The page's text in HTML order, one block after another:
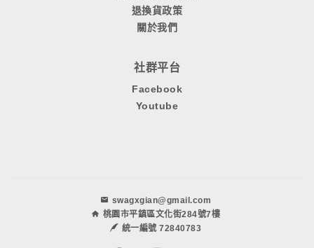
退換貨政策
關於我們
社群平台
Facebook
Youtube
swagxgian@gmail.com
桃園市平鎮區文化街284號7樓
統一編號 72840783